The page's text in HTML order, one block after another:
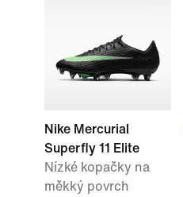
Nike Mercurial
Superfly 11 Elite
Nízké kopačky na
měkký povrch